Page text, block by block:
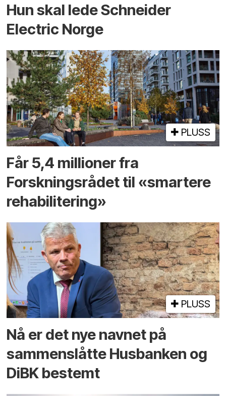
Hun skal lede Schneider
Electric Norge
PLUSS
Får 5,4 millioner fra
Forskningsrådet til «smartere
rehabilitering»
PLUSS
Nå er det nye navnet på
sammenslåtte Husbanken og
DiBK bestemt